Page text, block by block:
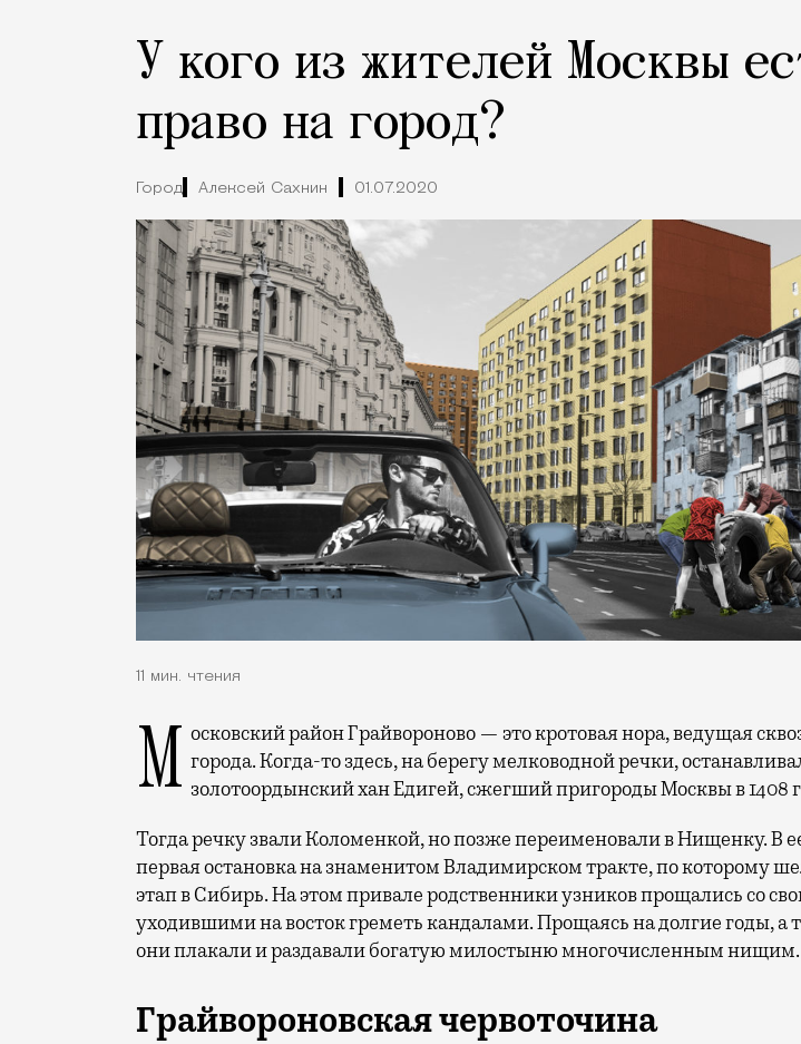
У кого из жителей Москвы
право на город?
Город Алексей Сахнин 01.07.2020
11 мин. чтения
Московский район Грайвороново — это кротовая нора, ведущая сквозь историю города. Когда-то здесь, на берегу мелководной речки,
золотоордынский хан Едигей, сжегший пригороды Москвы в 1408
Тогда речку звали Коломенкой, но позже переименовали в Нищенку. В
первая остановка на знаменитом Владимирском тракте, по которому
этап в Сибирь. На этом привале родственники узников прощались со
уходившими на восток греметь кандалами. Прощаясь на долгие годы, а
они плакали и раздавали богатую милостыню многочисленным нищим.
Грайвороновская червоточина